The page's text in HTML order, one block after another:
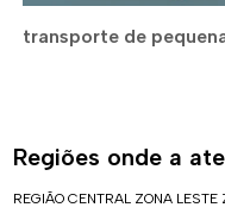
transporte de
Regiões onde a
REGIÃO CENTRAL ZONA LESTE